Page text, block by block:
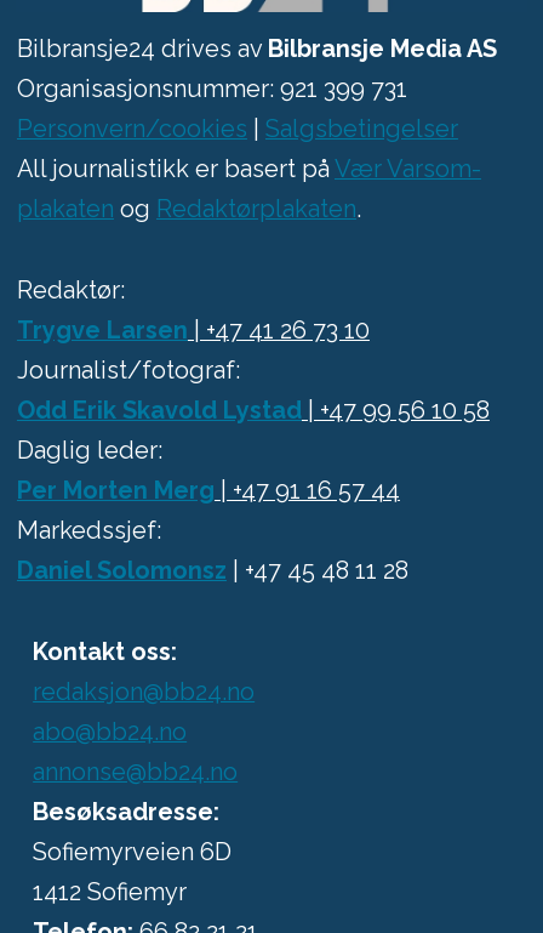
Bilbransje24 drives av Bilbransje Media AS
Organisasjonsnummer: 921 399 731
Personvern/cookies
Salgsbetingelser
All journalistikk er basert på Vær Varsom-
plakaten og Redaktørplakaten.
Redaktør:
Trygve Larsen | +47 41 26 73 10
Journalist/fotograf:
Odd Erik Skavold Lystad| +47 99 56 10 58
Daglig leder:
Per Morten Merg | +47 91 16 57 44
Markedssjef:
Daniel Solomonsz | +47 45 48 11 28
Kontakt oss:
redaksjon@bb24.no
abo@bb24.no
annonse@bb24.no
Besøksadresse:
Sofiemyrveien 6D
1412 Sofiemyr